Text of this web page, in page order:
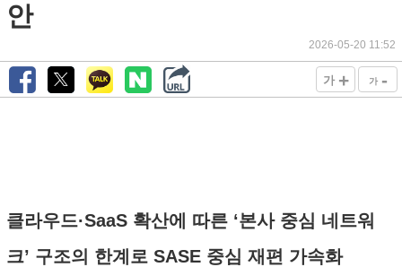
안
2026-05-20 11:52
가 + 가 -
클라우드·SaaS 확산에 따른 ‘본사 중심 네트워
크’ 구조의 한계로 SASE 중심 재편 가속화